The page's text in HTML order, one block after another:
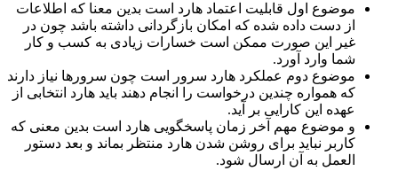
موضوع اول قابلیت اعتماد هارد است بدین معنا که اطلاعات
از دست داده شده که امکان بازگردانی داشته باشد چون در
غیر این صورت ممکن است خسارات زیادی به کسب و کار
شما وارد آورد.
موضوع دوم عملکرد هارد سرور است چون سرور‌ها نیاز دارند
که همواره چندین درخواست را انجام دهند باید هارد انتخابی از
عهده این کارایی بر آید.
و موضوع مهم آخر زمان پاسخگویی هارد است بدین معنی که
کاربر نباید برای روشن شدن هارد منتظر بماند و بعد دستور
العمل به آن ارسال شود.